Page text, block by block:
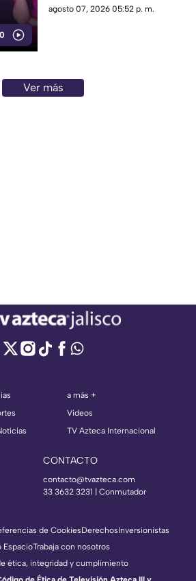
no eran amigos e incluso
agosto 07, 2026 05:52 p. m.
Ver más
a más +
Videos
TV Azteca Internacional
CONTACTO
contacto@tvazteca.com
33 3632 3231 | Conmutador
de CookiesDerechosInversionistas
EspacioTrabaja con nosotros
ética, integridad y cumplimiento